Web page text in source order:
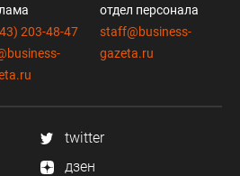
203-48-47
отдел персонала
staff@business-
gazeta.ru
twitter
дзен